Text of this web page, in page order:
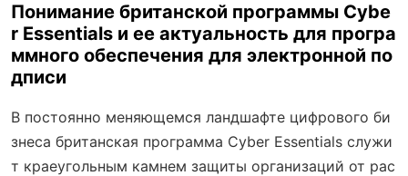
Понимание британской программы Cybe
r Essentials и ее актуальность для програ
ммного обеспечения для электронной по
дписи
В постоянно меняющемся ландшафте цифрового би
знеса британская программа Cyber Essentials служи
т краеугольным камнем защиты организаций от рас